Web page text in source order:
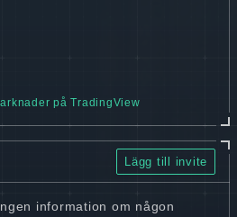
på TradingView
Lägg till invite
information om någon